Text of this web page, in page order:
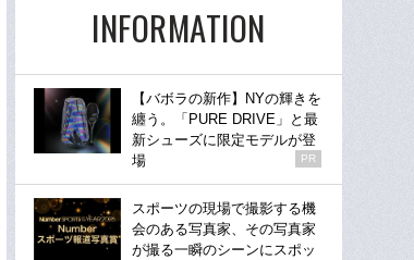
INFORMATION
【バボラの新作】NYの輝きを
纏う。「PURE DRIVE」と最
新シューズに限定モデルが登
場
PR
スポーツの現場で撮影する機
会のある写真家、その写真家
が撮る一瞬のシーンにスポッ